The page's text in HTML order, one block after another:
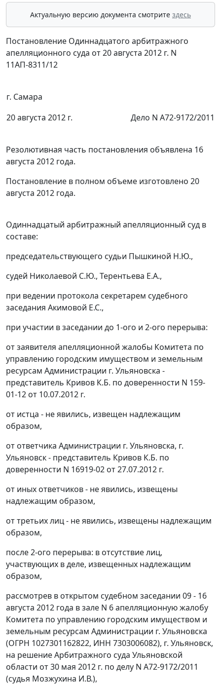
Актуальную версию документа смотрите здесь
Постановление Одиннадцатого арбитражного
апелляционного суда от 20 августа 2012 г. N
11АП-8311/12
г. Самара
20 августа 2012 г.
Дело N А72-9172/2011
Резолютивная часть постановления объявлена 16
августа 2012 года.
Постановление в полном объеме изготовлено 20
августа 2012 года.
Одиннадцатый арбитражный апелляционный суд в
составе:
председательствующего судьи Пышкиной Н.Ю.,
судей Николаевой С.Ю., Терентьева Е.А.,
при ведении протокола секретарем судебного
заседания Акимовой Е.С.,
при участии в заседании до 1-ого и 2-ого перерыва:
от заявителя апелляционной жалобы Комитета по
управлению городским имуществом и земельным
ресурсам Администрации г. Ульяновска -
представитель Кривов К.Б. по доверенности N 159-
01-12 от 10.07.2012 г.
от истца - не явились, извещен надлежащим
образом,
от ответчика Администрации г. Ульяновска, г.
Ульяновск - представитель Кривов К.Б. по
доверенности N 16919-02 от 27.07.2012 г.
от иных ответчиков - не явились, извещены
надлежащим образом,
от третьих лиц - не явились, извещены надлежащим
образом,
после 2-ого перерыва: в отсутствие лиц,
участвующих в деле, извещенных надлежащим
образом,
рассмотрев в открытом судебном заседании 09 - 16
августа 2012 года в зале N 6 апелляционную жалобу
Комитета по управлению городским имуществом и
земельным ресурсам Администрации г. Ульяновска
(ОГРН 1027301162822, ИНН 7303006082), г. Ульяновск,
на решениеАрбитражного суда Ульяновской
области от 30 мая 2012 г. по делу N А72-9172/2011
(судья Мозжухина И.В.),